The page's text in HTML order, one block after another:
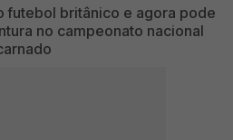
futebol britânico e agora pode
no campeonato nacional